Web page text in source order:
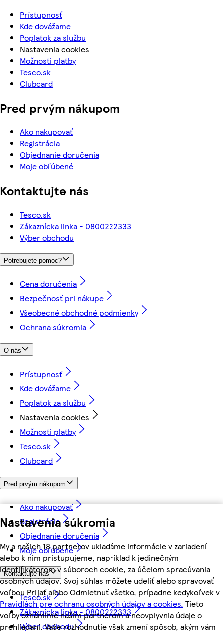
Nastavenia súkromia
My a našich 18 partnerov ukladáme informácie v zariadení
alebo k nim pristupujeme, napríklad k jedinečným
identifikátorom v súboroch cookie, za účelom spracúvania
osobných údajov. Svoj súhlas môžete udeliť alebo spravovať
voľbou Prijať alebo Odmietnuť všetko, prípadne kedykoľvek v
Pravidlách pre ochranu osobných údajov a cookies. Tieto
voľby oznámime našim partnerom a neovplyvnia údaje o
prehliadaní. Vaše rozhodnutie však zmení spôsob, akým vám
Prístupnosť
Kde dovážame
Poplatok za službu
Nastavenia cookies
Možnosti platby
Tesco.sk
Clubcard
Pred prvým nákupom
Ako nakupovať
Registrácia
Objednanie doručenia
Moje obľúbené
Kontaktujte nás
Tesco.sk
Zákaznícka linka - 0800222333
Výber obchodu
Potrebujete pomoc?
Cena doručenia
Bezpečnosť pri nákupe
Všeobecné obchodné podmienky
Ochrana súkromia
O nás
Prístupnosť
Kde dovážame
Poplatok za službu
Nastavenia cookies
Možnosti platby
Tesco.sk
Clubcard
Pred prvým nákupom
Ako nakupovať
Registrácia
Objednanie doručenia
Moje obľúbené
Kontaktujte nás
Tesco.sk
Zákaznícka linka - 0800222333
Výber obchodu